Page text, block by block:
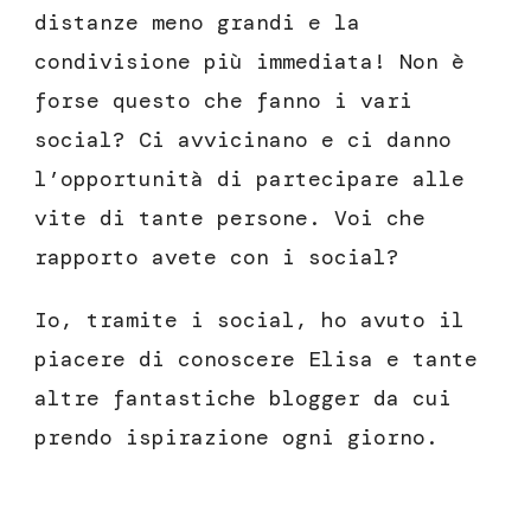
distanze meno grandi e la
condivisione più immediata! Non è
forse questo che fanno i vari
social? Ci avvicinano e ci danno
l’opportunità di partecipare alle
vite di tante persone. Voi che
rapporto avete con i social?
Io, tramite i social, ho avuto il
piacere di conoscere Elisa e tante
altre fantastiche blogger da cui
prendo ispirazione ogni giorno.